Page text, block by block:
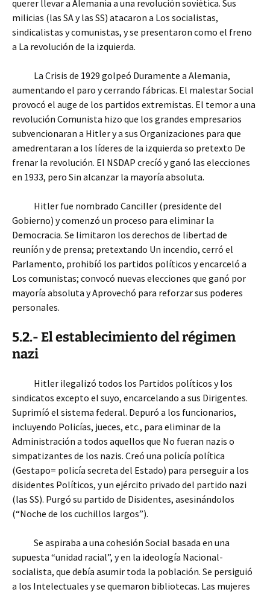
querer llevar a Alemania a una revolución soviética. Sus
milicias (las SA y las SS) atacaron a Los socialistas,
sindicalistas y comunistas, y se presentaron como el freno
a La revolución de la izquierda.
La Crisis de 1929 golpeó Duramente a Alemania,
aumentando el paro y cerrando fábricas. El malestar Social
provocó el auge de los partidos extremistas. El temor a una
revolución Comunista hizo que los grandes empresarios
subvencionaran a Hitler y a sus Organizaciones para que
amedrentaran a los líderes de la izquierda so pretexto De
frenar la revolución. El NSDAP crecíó y ganó las elecciones
en 1933, pero Sin alcanzar la mayoría absoluta.
Hitler fue nombrado Canciller (presidente del
Gobierno) y comenzó un proceso para eliminar la
Democracia. Se limitaron los derechos de libertad de
reuníón y de prensa; pretextando Un incendio, cerró el
Parlamento, prohibíó los partidos políticos y encarceló a
Los comunistas; convocó nuevas elecciones que ganó por
mayoría absoluta y Aprovechó para reforzar sus poderes
personales.
5.2.- El establecimiento del régimen
nazi
Hitler ilegalizó todos los Partidos políticos y los
sindicatos excepto el suyo, encarcelando a sus Dirigentes.
Suprimíó el sistema federal. Depuró a los funcionarios,
incluyendo Policías, jueces, etc., para eliminar de la
Administración a todos aquellos que No fueran nazis o
simpatizantes de los nazis. Creó una policía política
(Gestapo= policía secreta del Estado) para perseguir a los
disidentes Políticos, y un ejército privado del partido nazi
(las SS). Purgó su partido de Disidentes, asesinándolos
(“Noche de los cuchillos largos”).
Se aspiraba a una cohesión Social basada en una
supuesta “unidad racial”, y en la ideología Nacional-
socialista, que debía asumir toda la población. Se persiguió
a los Intelectuales y se quemaron bibliotecas. Las mujeres